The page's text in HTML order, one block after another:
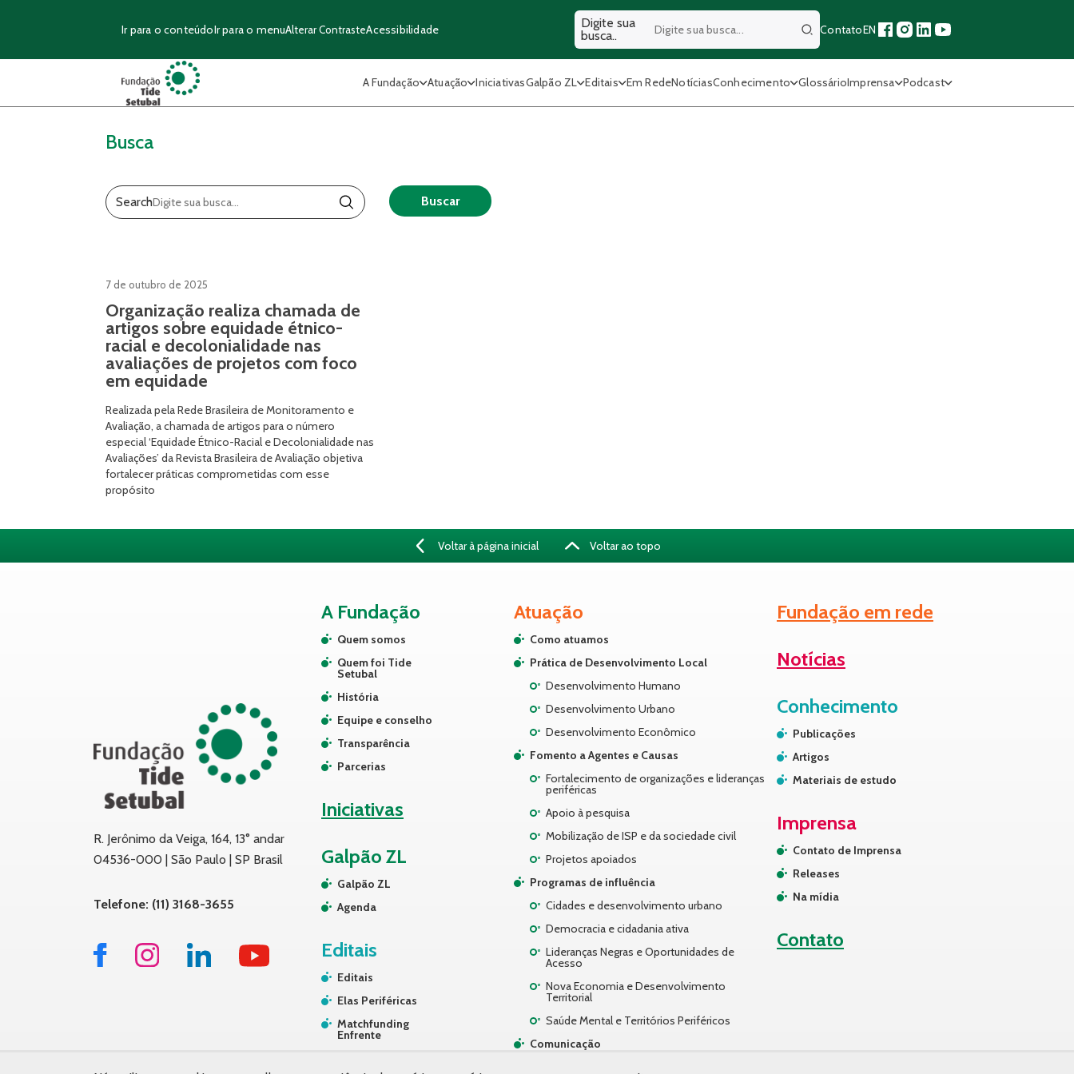
Ir para o conteúdoIr para o menuAlterar ContrasteAcessibilidade
Digite sua
busca..
BuscarContatoEN
A Fundação Atuação IniciativasGalpão ZL Editais Em RedeNotíciasConhecimento GlossárioImprensa Podcast
Busca
Search Buscar
7 de outubro de 2025
Organização realiza chamada de
artigos sobre equidade étnico-
racial e decolonialidade nas
avaliações de projetos com foco
em equidade
Realizada pela Rede Brasileira de Monitoramento e
Avaliação, a chamada de artigos para o número
especial ‘Equidade Étnico-Racial e Decolonialidade nas
Avaliações’ da Revista Brasileira de Avaliação objetiva
fortalecer práticas comprometidas com esse
propósito
Voltar à página inicial Voltar ao topo
R. Jerônimo da Veiga, 164, 13° andar
04536-000 | São Paulo | SP Brasil
Telefone: (11) 3168-3655
A Fundação
Quem somos
Quem foi Tide
Setubal
História
Equipe e conselho
Transparência
Parcerias
Iniciativas
Galpão ZL
Galpão ZL
Agenda
Editais
Editais
Elas Periféricas
Matchfunding
Enfrente
Atuação
Como atuamos
Prática de Desenvolvimento Local
Desenvolvimento Humano
Desenvolvimento Urbano
Desenvolvimento Econômico
Fomento a Agentes e Causas
Fortalecimento de organizações e lideranças
periféricas
Apoio à pesquisa
Mobilização de ISP e da sociedade civil
Projetos apoiados
Programas de influência
Cidades e desenvolvimento urbano
Democracia e cidadania ativa
Lideranças Negras e Oportunidades de
Acesso
Nova Economia e Desenvolvimento
Territorial
Saúde Mental e Territórios Periféricos
Comunicação
Fundação em rede
Notícias
Conhecimento
Publicações
Artigos
Materiais de estudo
Imprensa
Contato de Imprensa
Releases
Na mídia
Contato